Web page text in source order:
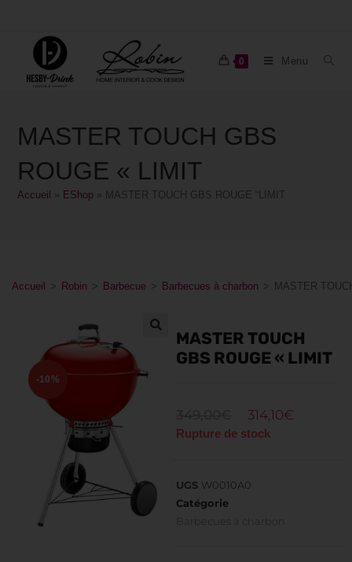
0 Menu
MASTER TOUCH GBS
ROUGE « LIMIT
Accueil EShop MASTER TOUCH GBS ROUGE “LIMIT
Accueil > Robin > Barbecue > Barbecues à charbon > MASTER
-10%
MASTER TOUCH
GBS ROUGE « LIMIT
314,10€
Rupture de stock
UGS W0010A0
Catégorie
Barbecues à charbon